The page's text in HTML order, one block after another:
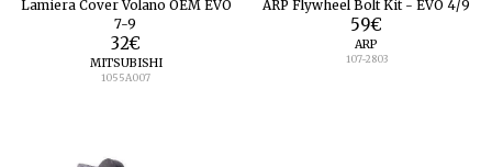
Lamiera Cover Volano OEM EVO
7-9
32€
MITSUBISHI
1055A007
ARP Flywheel Bolt Kit - EVO 4/9
59€
ARP
107-2803